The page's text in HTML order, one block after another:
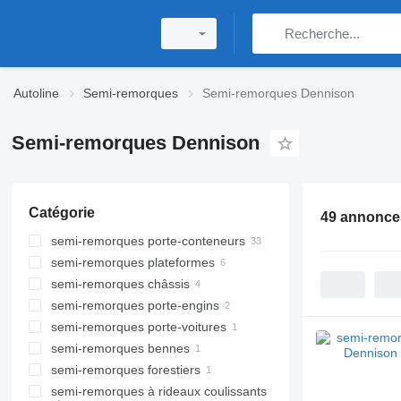
Autoline Semi-remorques Semi-remorques Dennison
Semi-remorques Dennison
Catégorie
semi-remorques porte-conteneurs
semi-remorques plateformes
semi-remorques châssis
semi-remorques porte-engins
semi-remorques porte-voitures
semi-remorques bennes
semi-remorques forestiers
semi-remorques à rideaux coulissants
49